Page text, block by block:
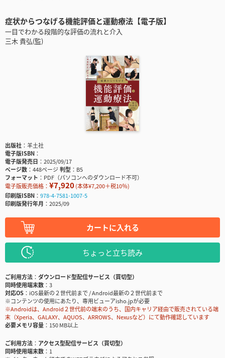
症状からつなげる機能評価と運動療法【電子版】
一目でわかる段階的な評価の流れと介入
三木 貴弘(監)
出版社
羊土社
電子版ISBN
電子版発売日
2025/09/17
ページ数
448ページ判型
B5
フォーマット
PDF（パソコンへのダウンロード不可）
電子版販売価格： ¥7,920(本体¥7,200＋税10％)
印刷版ISBN
978-4-7581-1007-5
印刷版発行年月
2025/09
カートに入れる
ちょっと立ち読み
ご利用方法
ダウンロード型配信サービス（買切型）
同時使用端末数
3
対応OS
iOS最新の２世代前まで / Android最新の２世代前まで
※コンテンツの使用にあたり、専用ビューアisho.jpが必要
※Androidは、Android２世代前の端末のうち、国内キャリア経由で販売されている端
末（Xperia、GALAXY、AQUOS、ARROWS、Nexusなど）にて動作確認しています
必要メモリ容量
150 MB以上
ご利用方法
アクセス型配信サービス（買切型）
同時使用端末数
1